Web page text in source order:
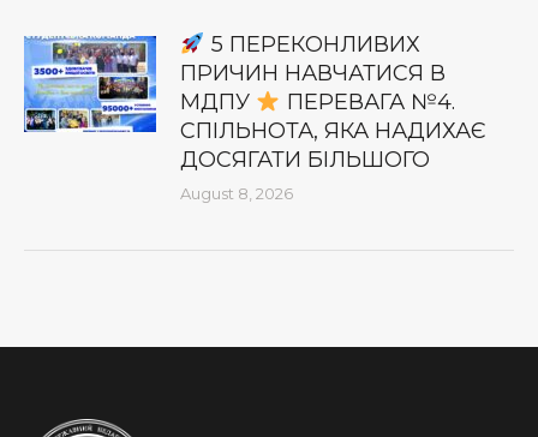
5 ПЕРЕКОНЛИВИХ
ПРИЧИН НАВЧАТИСЯ В
МДПУ
ПЕРЕВАГА №4.
СПІЛЬНОТА, ЯКА НАДИХАЄ
ДОСЯГАТИ БІЛЬШОГО
August 8, 2026